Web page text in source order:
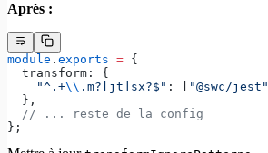
Après :
module . exports = {
  transform: {
    "^.+
\\ .m?[jt]sx?$" : [ "@swc/jest"
  },
  // ... reste de la config
};